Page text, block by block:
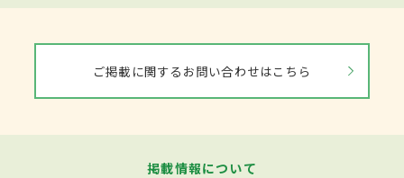
ご掲載に関するお問い合わせはこちら
掲載情報について